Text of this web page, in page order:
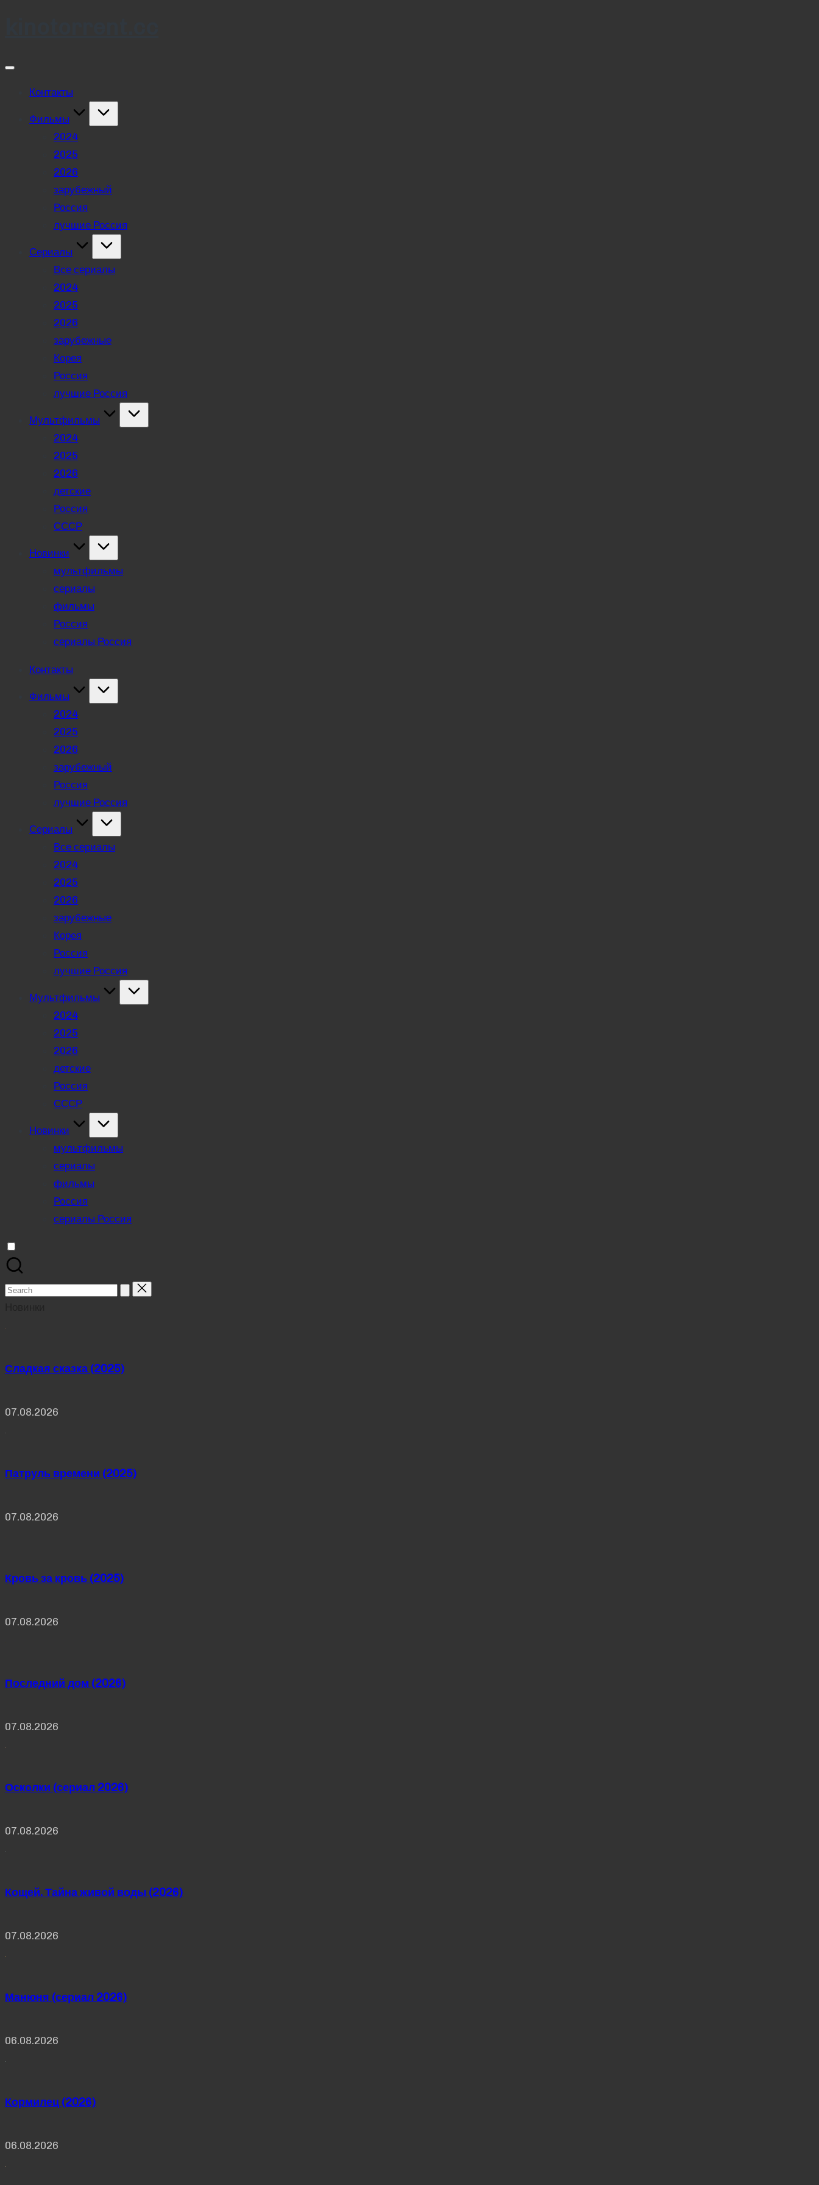
Контакты
Фильмы
2024
2025
2026
зарубежный
Россия
лучшие Россия
Сериалы
Все сериалы
2024
2025
2026
зарубежные
Корея
Россия
лучшие Россия
Мультфильмы
2024
2025
2026
детские
Россия
СССР
Новинки
мультфильмы
сериалы
фильмы
Россия
сериалы Россия
Контакты
Фильмы
2024
2025
2026
зарубежный
Россия
лучшие Россия
Сериалы
Все сериалы
2024
2025
2026
зарубежные
Корея
Россия
лучшие Россия
Мультфильмы
2024
2025
2026
детские
Россия
СССР
Новинки
мультфильмы
сериалы
фильмы
Россия
сериалы Россия
Search
Сладкая сказка (2025)
07.08.2026
Патруль времени (2025)
07.08.2026
Кровь за кровь (2025)
07.08.2026
Последний дом (2026)
07.08.2026
Осколки (сериал 2026)
07.08.2026
Кощей. Тайна живой воды (2026)
07.08.2026
Манюня (сериал 2026)
06.08.2026
Кормилец (2026)
06.08.2026